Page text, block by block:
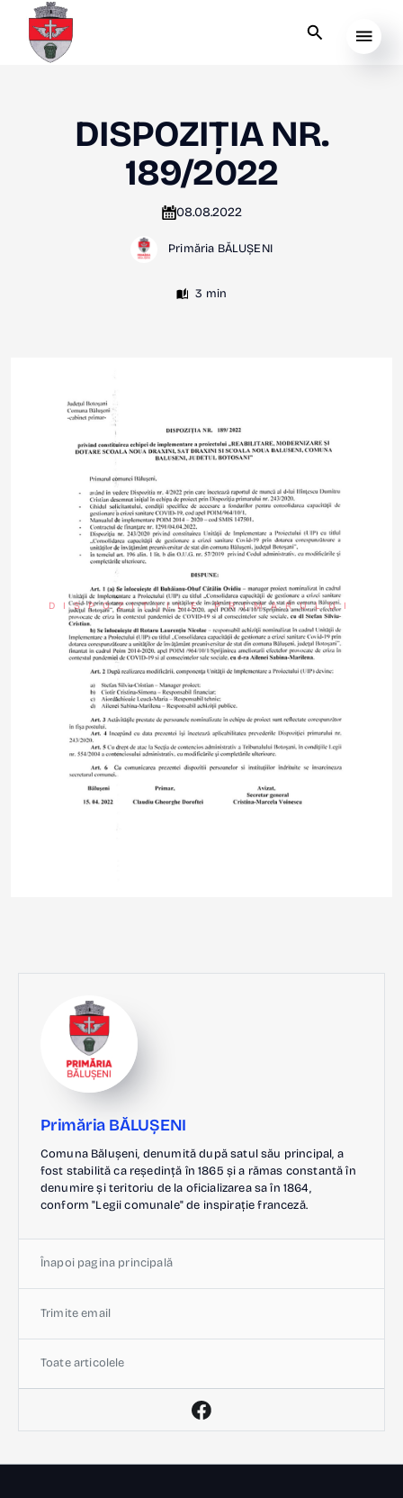
DISPOZIȚIA NR.
189/2022
08.08.2022
Primăria BĂLUȘENI
3 min
DISPOZIȚIILE PRIMARULUI
Primăria BĂLUȘENI
Comuna Bălușeni, denumită după satul său principal, a
fost stabilită ca reședință în 1865 și a rămas constantă în
denumire și teritoriu de la oficializarea sa în 1864,
conform "Legii comunale" de inspirație franceză.
Înapoi pagina principală
Trimite email
Toate articolele